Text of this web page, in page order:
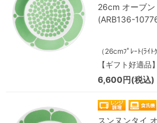
26cm オーブ
(ARB136-
（26cmﾌﾟﾚｰﾄ(ﾗｲﾄ
【ギフト好適品】
6,600円(税込)
スンヌンタイ